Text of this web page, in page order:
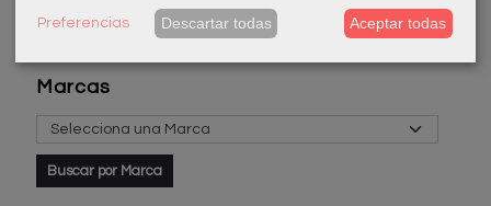
Marcas
Preferencias Descartar todas Aceptar todas